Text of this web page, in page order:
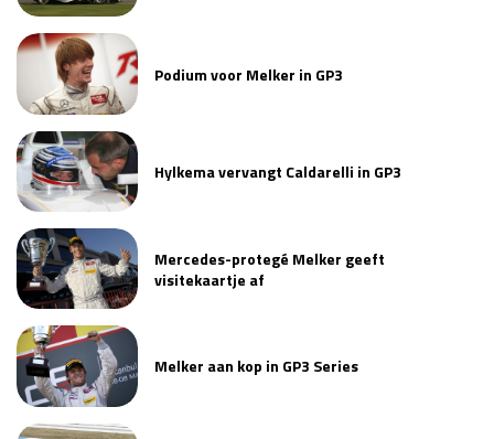
Podium voor Melker in GP3
Hylkema vervangt Caldarelli in GP3
Mercedes-protegé Melker geeft
visitekaartje af
Melker aan kop in GP3 Series